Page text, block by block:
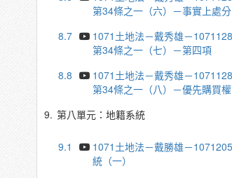
第34條之一（六）－事實上處分
8.7
1071土地法－戴秀雄－
第34條之一（七）－第四項
8.8
1071土地法－戴秀雄－
第34條之一（八）－優先購買權
9. 第八單元：地籍系統
9.1
1071土地法－戴勝雄－
統（一）